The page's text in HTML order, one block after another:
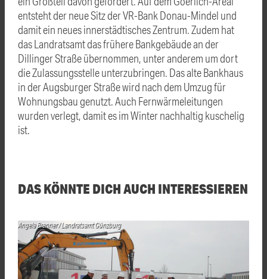
entsteht der neue Sitz der VR-Bank Donau-Mindel und
damit ein neues innerstädtisches Zentrum. Zudem hat
das Landratsamt das frühere Bankgebäude an der
Dillinger Straße übernommen, unter anderem um dort
die Zulassungsstelle unterzubringen. Das alte Bankhaus
in der Augsburger Straße wird nach dem Umzug für
Wohnungsbau genutzt. Auch Fernwärmeleitungen
wurden verlegt, damit es im Winter nachhaltig kuschelig
ist.
DAS KÖNNTE DICH AUCH INTERESSIEREN
Angela Brenner / Landratsamt Günzburg